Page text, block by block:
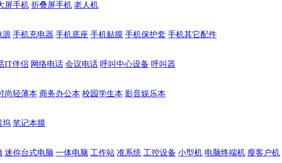
屏手机 折叠屏手机 老人机
源 手机充电器 手机底座 手机贴膜 手机保护套 手机其它配件
IT伴侣 网络电话 会议电话 呼叫中心设备 呼叫器
尚轻薄本 商务办公本 校园学生本 影音娱乐本
坞 笔记本膜
迷你台式电脑 一体电脑 工作站 准系统 工控设备 小型机 电脑终端机 瘦客户机